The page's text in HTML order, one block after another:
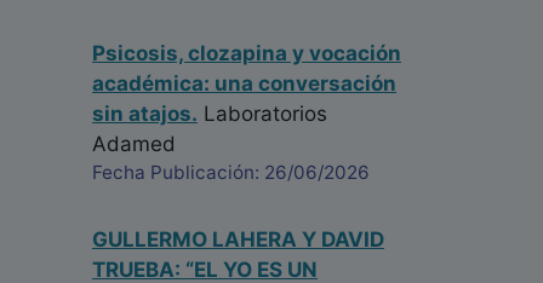
Psicosis, clozapina y vocación
académica: una conversación
sin atajos. Laboratorios
Adamed
Fecha Publicación: 26/06/2026
GULLERMO LAHERA Y DAVID
TRUEBA: “EL YO ES UN